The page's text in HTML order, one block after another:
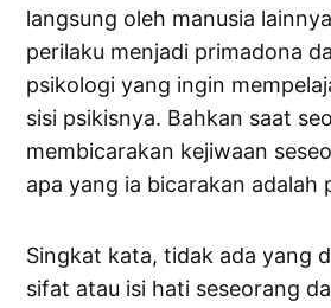
langsung oleh manusia
perilaku menjadi primadona
psikologi yang ingin
sisi psikisnya. Bahkan saat
membicarakan kejiwaan
apa yang ia bicarakan adalah
Singkat kata, tidak ada yang
sifat atau isi hati seseorang